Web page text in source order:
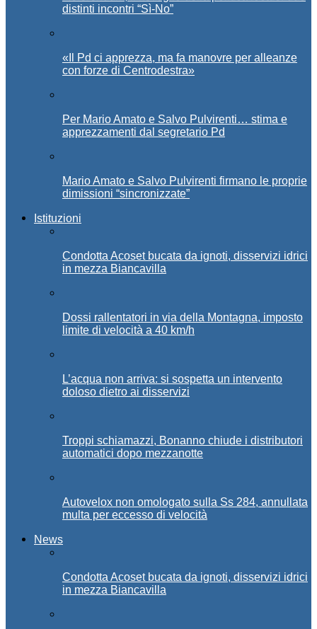
distinti incontri “Sì-No”
«Il Pd ci apprezza, ma fa manovre per alleanze
con forze di Centrodestra»
Per Mario Amato e Salvo Pulvirenti… stima e
apprezzamenti dal segretario Pd
Mario Amato e Salvo Pulvirenti firmano le proprie
dimissioni “sincronizzate”
Istituzioni
Condotta Acoset bucata da ignoti, disservizi idrici
in mezza Biancavilla
Dossi rallentatori in via della Montagna, imposto
limite di velocità a 40 km/h
L’acqua non arriva: si sospetta un intervento
doloso dietro ai disservizi
Troppi schiamazzi, Bonanno chiude i distributori
automatici dopo mezzanotte
Autovelox non omologato sulla Ss 284, annullata
multa per eccesso di velocità
News
Condotta Acoset bucata da ignoti, disservizi idrici
in mezza Biancavilla